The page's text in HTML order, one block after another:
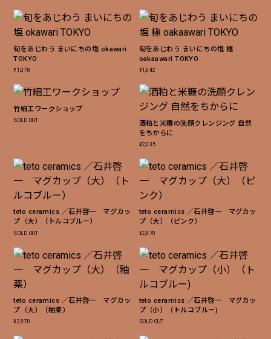
旬をあじわう まいにちの塩 okawari
TOKYO
¥1,078
旬をあじわう まいにちの塩 極
oakaawari TOKYO
¥1,642
竹細工ワークショップ
SOLD OUT
酒粕と米糠の洗顔クレンジング 自然
をちからに
¥2,035
teto ceramics ／石井啓一 マグカッ
プ（大）（トルコブルー）
SOLD OUT
teto ceramics ／石井啓一 マグカッ
プ（大）（ピンク）
¥2,970
teto ceramics ／石井啓一 マグカッ
プ（大）（釉薬）
¥2,970
teto ceramics ／石井啓一 マグカッ
プ（小）（トルコブルー)
SOLD OUT
買い物を続ける 決済に進む